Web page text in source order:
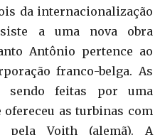
da internacionalização
a uma nova obra
Antônio pertence ao
franco-belga. As
sendo feitas por uma
as turbinas com
pela Voith (alemã). A